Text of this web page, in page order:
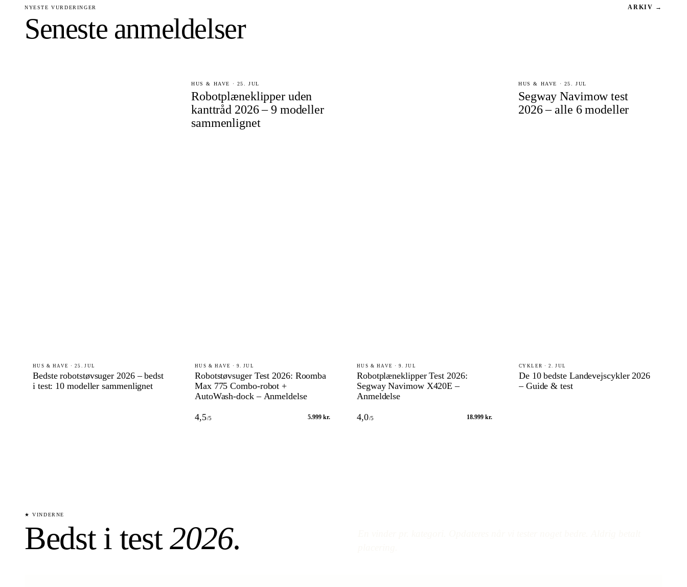
NYESTE VURDERINGER
Seneste anmeldelser
ARKIV →
HUS & HAVE · 25. JUL
Robotplæneklipper uden
kanttråd 2026 – 9 modeller
sammenlignet
HUS & HAVE · 25. JUL
Segway Navimow test
2026 – alle 6 modeller
HUS & HAVE · 25. JUL
Bedste robotstøvsuger 2026 – bedst
i test: 10 modeller sammenlignet
HUS & HAVE · 9. JUL
Robotstøvsuger Test 2026: Roomba
Max 775 Combo-robot +
AutoWash-dock – Anmeldelse
4,5/5 5.999 kr.
HUS & HAVE · 9. JUL
Robotplæneklipper Test 2026:
Segway Navimow X420E –
Anmeldelse
4,0/5 18.999 kr.
CYKLER · 2. JUL
De 10 bedste Landevejscykler 2026
– Guide & test
★ VINDERNE
Bedst i test2026.